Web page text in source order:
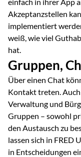
Akzeptanzstellen
implementiert
weiß, wie viel
hat.
Gruppen,
Über einen Chat
Kontakt treten.
Verwaltung und
Gruppen – sowohl
den Austausch zu
lassen sich in FRED
in Entscheidungen